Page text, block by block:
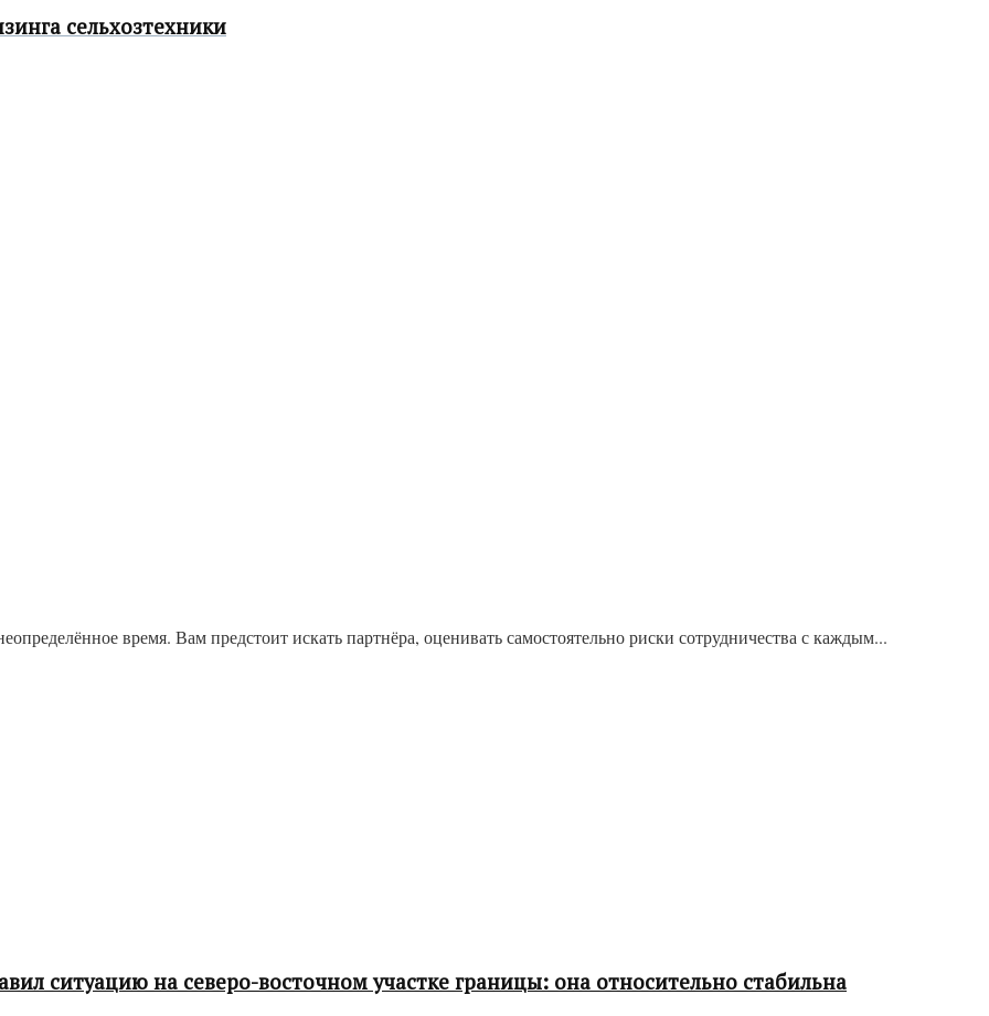
сельхозтехники
время. Вам предстоит искать партнёра, оценивать самостоятельно риски сотрудничества с каждым...
ситуацию на северо-восточном участке границы: она относительно стабильна